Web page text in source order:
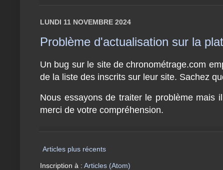
LUNDI 11 NOVEMBRE 2024
Problème d'actualisation sur la
Un bug sur le site de chronométrage.com
de la liste des inscrits sur leur site. Sachez
Nous essayons de traiter le problème mais
merci de votre compréhension.
Articles plus récents
Inscription à : Articles (Atom)